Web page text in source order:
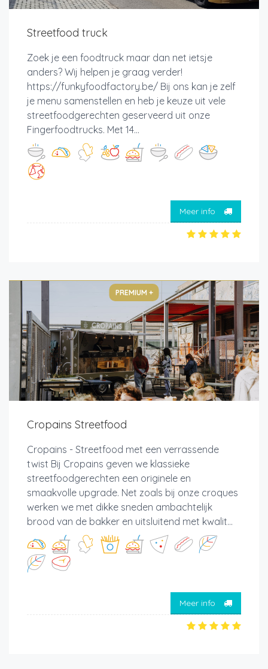
Streetfood truck
Zoek je een foodtruck maar dan net ietsje
anders? Wij helpen je graag verder!
https://funkyfoodfactory.be/ Bij ons kan je zelf
je menu samenstellen en heb je keuze uit vele
streetfoodgerechten geserveerd uit onze
Fingerfoodtrucks. Met 14...
Meer info
PREMIUM +
Cropains Streetfood
Cropains - Streetfood met een verrassende
twist Bij Cropains geven we klassieke
streetfoodgerechten een originele en
smaakvolle upgrade. Net zoals bij onze croques
werken we met dikke sneden ambachtelijk
brood van de bakker en uitsluitend met kwalit...
Meer info